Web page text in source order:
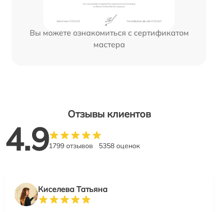
Вы можете ознакомиться с сертификатом
мастера
Отзывы клиентов
4.91799 отзывов 5358 оценок
Киселева Татьяна